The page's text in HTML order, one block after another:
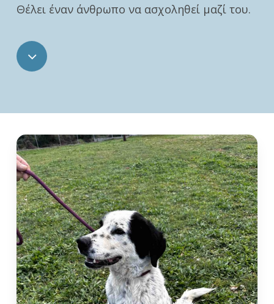
Θέλει έναν άνθρωπο να ασχοληθεί μαζί του.
Navigate
the
next
section